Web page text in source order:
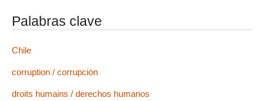
Palabras clave
Chile
corruption / corrupción
droits humains / derechos humanos